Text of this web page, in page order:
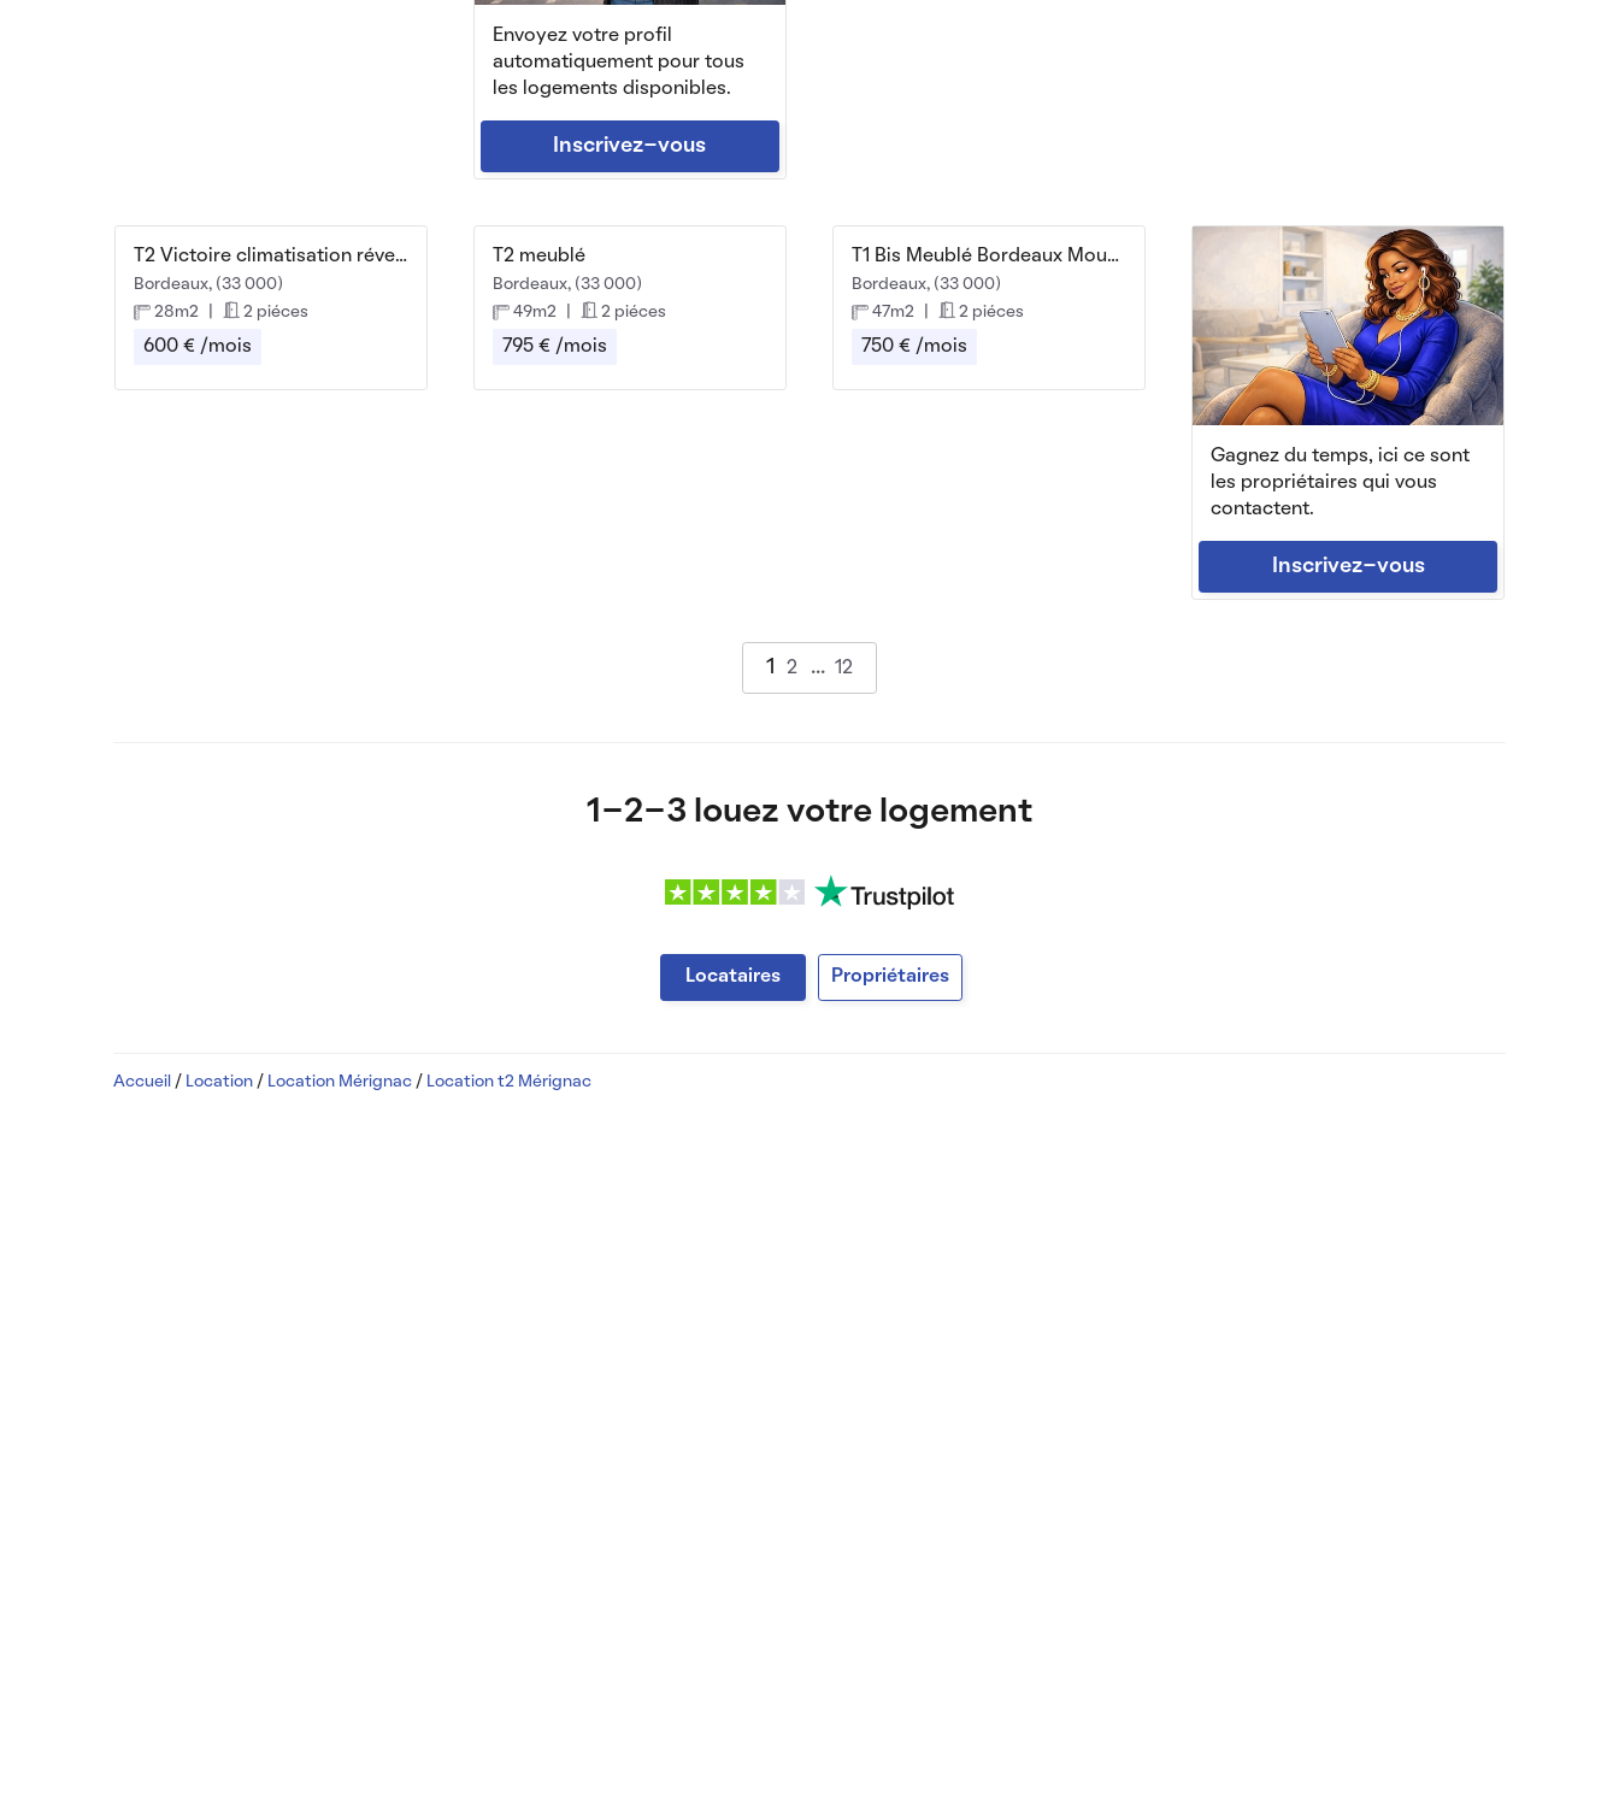
Envoyez votre profil
automatiquement pour tous
les logements disponibles.
Inscrivez-vous
Gagnez du temps, ici ce sont
les propriétaires qui vous
contactent.
Inscrivez-vous
T2 Victoire climatisation réversible
Bordeaux, (33 000)
28m2
2 piéces
600 € /mois
T2 meublé
Bordeaux, (33 000)
49m2
2 piéces
795 € /mois
T1 Bis Meublé Bordeaux Mouneyra
Bordeaux, (33 000)
47m2
2 piéces
750 € /mois
1 2 12
1-2-3 louez votre logement
Locataires Propriétaires
Accueil / Location / Location Mérignac / Location t2 Mérignac